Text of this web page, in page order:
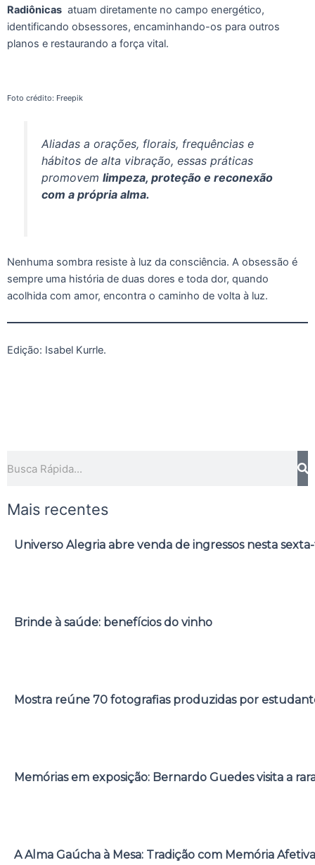
Radiônicas atuam diretamente no campo energético,
identificando obsessores, encaminhando-os para outros
planos e restaurando a força vital.
Foto crédito: Freepik
Aliadas a orações, florais, frequências e
hábitos de alta vibração, essas práticas
promovemlimpeza, proteção e reconexão
com a própria alma.
Nenhuma sombra resiste à luz da consciência. A obsessão é
sempre uma história de duas dores e toda dor, quando
acolhida com amor, encontra o caminho de volta à luz.
Edição: Isabel Kurrle.
Mais recentes
Universo Alegria abre venda de ingressos nesta
Brinde à saúde: benefícios do vinho
Mostra reúne 70 fotografias produzidas por
Memórias em exposição: Bernardo Guedes visita a
A Alma Gaúcha à Mesa: Tradição com Memória Afetiva